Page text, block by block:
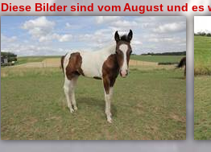
Diese Bilder sind vom August und es